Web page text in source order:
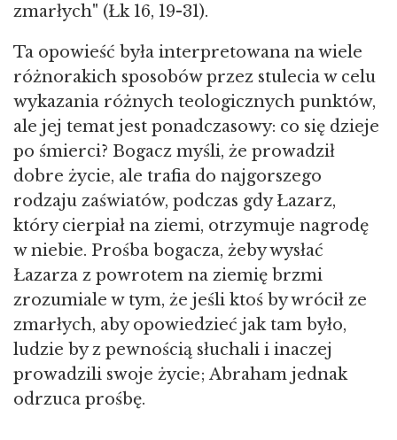
zmarłych" (Łk 16, 19-31).
Ta opowieść była interpretowana na wiele
różnorakich sposobów przez stulecia w celu
wykazania różnych teologicznych punktów,
ale jej temat jest ponadczasowy: co się dzieje
po śmierci? Bogacz myśli, że prowadził
dobre życie, ale trafia do najgorszego
rodzaju zaświatów, podczas gdy Łazarz,
który cierpiał na ziemi, otrzymuje nagrodę
w niebie. Prośba bogacza, żeby wysłać
Łazarza z powrotem na ziemię brzmi
zrozumiale w tym, że jeśli ktoś by wrócił ze
zmarłych, aby opowiedzieć jak tam było,
ludzie by z pewnością słuchali i inaczej
prowadzili swoje życie; Abraham jednak
odrzuca prośbę.